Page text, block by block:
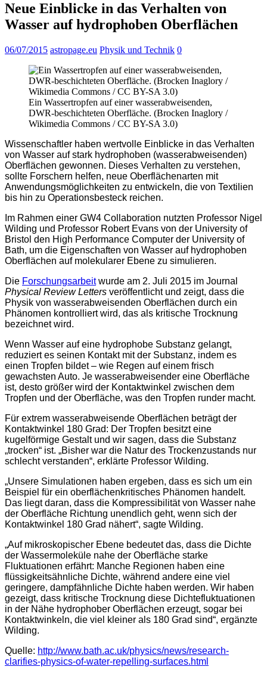
Neue Einblicke in das Verhalten von
Wasser auf hydrophoben Oberflächen
06/07/2015 astropage.eu Physik und Technik 0
Ein Wassertropfen auf einer wasserabweisenden,
DWR-beschichteten Oberfläche. (Brocken Inaglory /
Wikimedia Commons / CC BY-SA 3.0)
Wissenschaftler haben wertvolle Einblicke in das Verhalten
von Wasser auf stark hydrophoben (wasserabweisenden)
Oberflächen gewonnen. Dieses Verhalten zu verstehen,
sollte Forschern helfen, neue Oberflächenarten mit
Anwendungsmöglichkeiten zu entwickeln, die von Textilien
bis hin zu Operationsbesteck reichen.
Im Rahmen einer GW4 Collaboration nutzten Professor Nigel
Wilding und Professor Robert Evans von der University of
Bristol den High Performance Computer der University of
Bath, um die Eigenschaften von Wasser auf hydrophoben
Oberflächen auf molekularer Ebene zu simulieren.
Die Forschungsarbeitwurde am 2. Juli 2015 im Journal
Physical Review Letters veröffentlicht und zeigt, dass die
Physik von wasserabweisenden Oberflächen durch ein
Phänomen kontrolliert wird, das als kritische Trocknung
bezeichnet wird.
Wenn Wasser auf eine hydrophobe Substanz gelangt,
reduziert es seinen Kontakt mit der Substanz, indem es
einen Tropfen bildet – wie Regen auf einem frisch
gewachsten Auto. Je wasserabweisender eine Oberfläche
ist, desto größer wird der Kontaktwinkel zwischen dem
Tropfen und der Oberfläche, was den Tropfen runder macht.
Für extrem wasserabweisende Oberflächen beträgt der
Kontaktwinkel 180 Grad: Der Tropfen besitzt eine
kugelförmige Gestalt und wir sagen, dass die Substanz
„trocken“ ist. „Bisher war die Natur des Trockenzustands nur
schlecht verstanden“, erklärte Professor Wilding.
„Unsere Simulationen haben ergeben, dass es sich um ein
Beispiel für ein oberflächenkritisches Phänomen handelt.
Das liegt daran, dass die Kompressibilität von Wasser nahe
der Oberfläche Richtung unendlich geht, wenn sich der
Kontaktwinkel 180 Grad nähert“, sagte Wilding.
„Auf mikroskopischer Ebene bedeutet das, dass die Dichte
der Wassermoleküle nahe der Oberfläche starke
Fluktuationen erfährt: Manche Regionen haben eine
flüssigkeitsähnliche Dichte, während andere eine viel
geringere, dampfähnliche Dichte haben werden. Wir haben
gezeigt, dass kritische Trocknung diese Dichtefluktuationen
in der Nähe hydrophober Oberflächen erzeugt, sogar bei
Kontaktwinkeln, die viel kleiner als 180 Grad sind“, ergänzte
Wilding.
Quelle: http://www.bath.ac.uk/physics/news/research-
clarifies-physics-of-water-repelling-surfaces.html